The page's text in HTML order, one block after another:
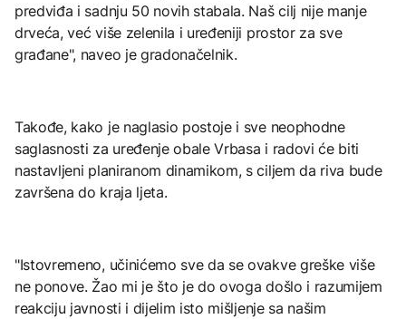
predviđa i sadnju 50 novih stabala. Naš cilj nije manje
drveća, već više zelenila i uređeniji prostor za sve
građane", naveo je gradonačelnik.
Takođe, kako je naglasio postoje i sve neophodne
saglasnosti za uređenje obale Vrbasa i radovi će biti
nastavljeni planiranom dinamikom, s ciljem da riva bude
završena do kraja ljeta.
"Istovremeno, učinićemo sve da se ovakve greške više
ne ponove. Žao mi je što je do ovoga došlo i razumijem
reakciju javnosti i dijelim isto mišljenje sa našim